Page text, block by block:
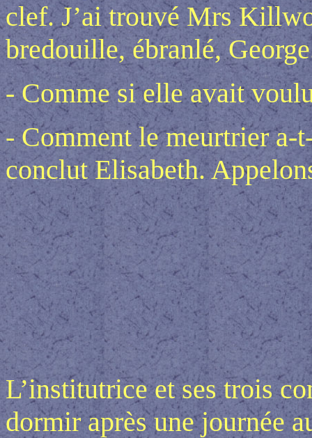
clef. J’ai trouvé Mrs
bredouille, ébranlé,
- Comme si elle avait
- Comment le meurtrier a-
conclut Elisabeth.
L’institutrice et ses trois
dormir après une journée